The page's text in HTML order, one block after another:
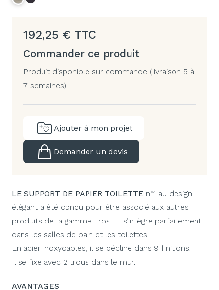
192,25 € TTC
Commander ce produit
Produit disponible sur commande (livraison 5 à
7 semaines)
Ajouter à mon projet
Demander un devis
LE SUPPORT DE PAPIER TOILETTE n°1 au design
élégant a été conçu pour être associé aux autres
produits de la gamme Frost. Il s’intègre parfaitement
dans les salles de bain et les toilettes.
En acier inoxydables, il se décline dans 9 finitions.
Il se fixe avec 2 trous dans le mur.
AVANTAGES